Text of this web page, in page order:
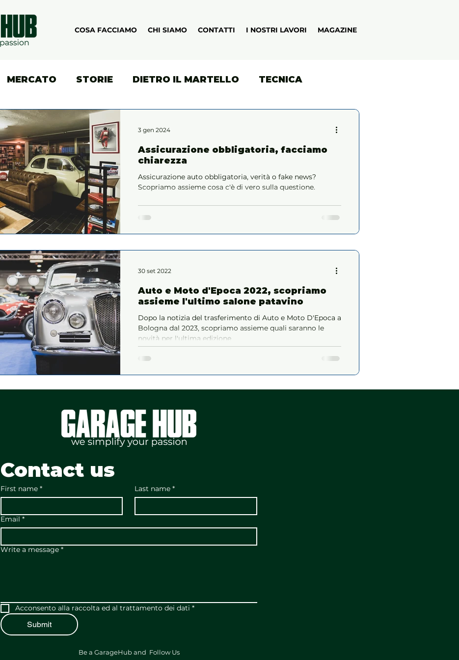
COSA FACCIAMO CHI SIAMO CONTATTI I NOSTRI LAVORI MAGAZINE
MERCATO STORIE DIETRO IL MARTELLO TECNICA
MOTORSPORT
Assicurazione obbligatoria, facciamo
chiarezza
Assicurazione auto obbligatoria, verità o fake news?
Scopriamo assieme cosa c'è di vero sulla questione.
3 gen 2024
Auto e Moto d'Epoca 2022, scopriamo
assieme l'ultimo salone patavino
Dopo la notizia del trasferimento di Auto e Moto D'Epoca a
Bologna dal 2023, scopriamo assieme quali saranno le
novità per l'ultima edizione
30 set 2022
Contact us
First name * Last name *
Email *
Write a message *
Acconsento alla raccolta ed al trattamento dei dati *
Submit
Be a GarageHub and Follow Us